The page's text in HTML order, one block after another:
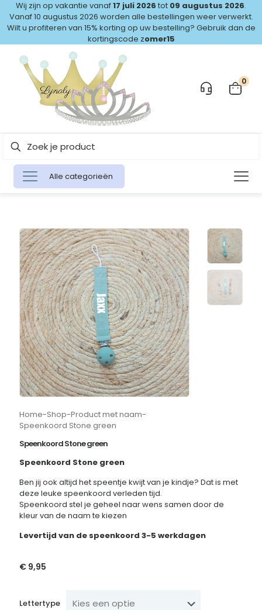
Wij zijn op vakantie vanaf17 juli 2026 tot 09 augustus 2026.
Vanaf 10 augustus 2026 worden alle bestellingen weer verwerkt.
Wilt u profiteren van 15% korting op uw bestelling? Gebruik dan de
kortingscode zomer15
0
Alle categorieën
Home-Shop-Product met naam-
Speenkoord Stone green
Speenkoord Stone green
Speenkoord Stone green
Ben jij ook altijd het speentje kwijt van je kindje? Dat is met
deze leuke speenkoord verleden tijd.
Speenkoord stel je geheel naar wens samen door de
kleur van de naam te kiezen
Levertijd van de speenkoord 3-5 werkdagen
€ 9,95
Lettertype